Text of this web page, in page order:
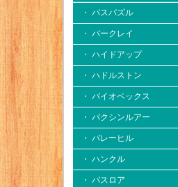
・ バスパズル
・ バークレイ
・ ハイドアップ
・ ハドルストン
・ バイオベックス
・ バクシンルアー
・ バレーヒル
・ ハンクル
・ バスロア